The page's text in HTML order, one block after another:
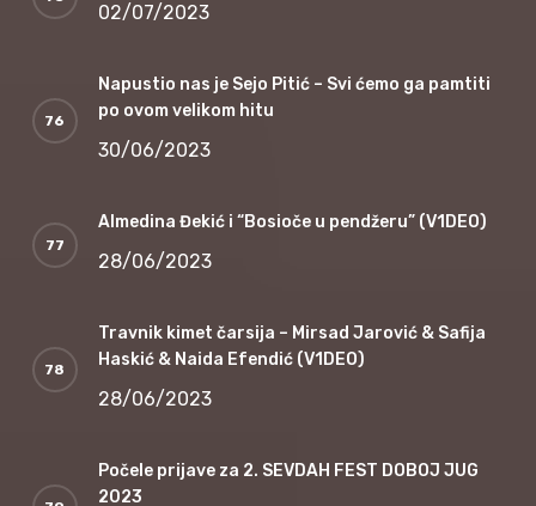
02/07/2023
Napustio nas je Sejo Pitić – Svi ćemo ga pamtiti
po ovom velikom hitu
30/06/2023
Almedina Đekić i “Bosioče u pendžeru” (V1DEO)
28/06/2023
Travnik kimet čarsija – Mirsad Jarović & Safija
Haskić & Naida Efendić (V1DEO)
28/06/2023
Počele prijave za 2. SEVDAH FEST DOBOJ JUG
2023